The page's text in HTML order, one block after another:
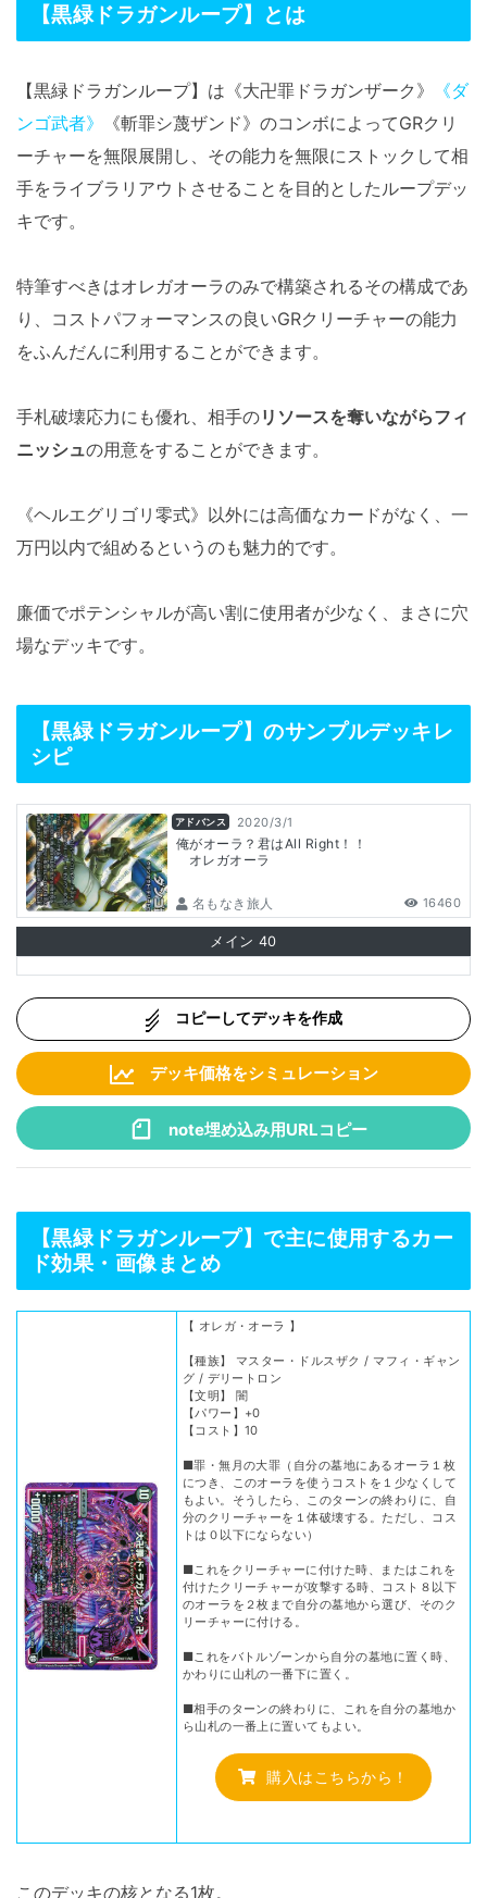
【黒緑ドラガンループ】とは
【黒緑ドラガンループ】は《大卍罪ドラガンザーク》
《ダ
ンゴ武者》
《斬罪シ蔑ザンド》のコンボによってGRクリ
ーチャーを無限展開し、その能力を無限にストックして相
手をライブラリアウトさせることを目的としたループデッ
キです。
特筆すべきはオレガオーラのみで構築されるその構成であ
り、コストパフォーマンスの良いGRクリーチャーの能力
をふんだんに利用することができます。
手札破壊応力にも優れ、相手のリソースを奪いながらフィ
ニッシュの用意をすることができます。
《ヘルエグリゴリ零式》以外には高価なカードがなく、一
万円以内で組めるというのも魅力的です。
廉価でポテンシャルが高い割に使用者が少なく、まさに穴
場なデッキです。
【黒緑ドラガンループ】のサンプルデッキレ
シピ
アドバンス 2020/3/1
俺がオーラ？君はAll Right！！
オレガオーラ
名もなき旅人 16460
メイン 40
コピーしてデッキを作成
デッキ価格をシミュレーション
note埋め込み用URLコピー
【黒緑ドラガンループ】で主に使用するカー
ド効果・画像まとめ
【 オレガ・オーラ 】
【種族】 マスター・ドルスザク / マフィ・ギャン
グ / デリートロン
【文明】 闇
【パワー】+0
【コスト】10
■罪・無月の大罪（自分の墓地にあるオーラ１枚
につき、このオーラを使うコストを１少なくして
もよい。そうしたら、このターンの終わりに、自
分のクリーチャーを１体破壊する。ただし、コス
トは０以下にならない）
■これをクリーチャーに付けた時、またはこれを
付けたクリーチャーが攻撃する時、コスト８以下
のオーラを２枚まで自分の墓地から選び、そのク
リーチャーに付ける。
■これをバトルゾーンから自分の墓地に置く時、
かわりに山札の一番下に置く。
■相手のターンの終わりに、これを自分の墓地か
ら山札の一番上に置いてもよい。
購入はこちらから！
このデッキの核となる1枚。